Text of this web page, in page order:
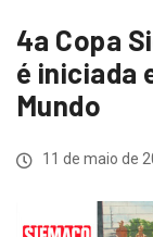
4a Copa
é iniciada
Mundo
11 de maio de